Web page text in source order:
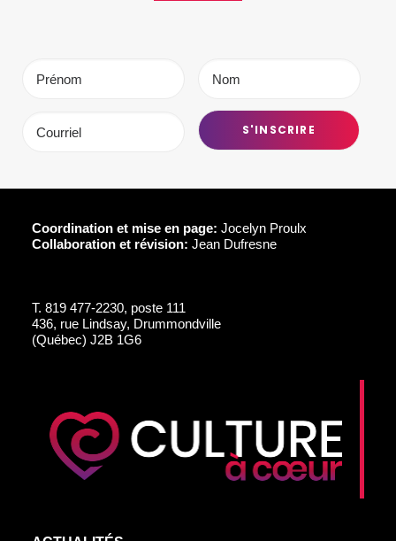
Coordination et mise en page: Jocelyn Proulx
Collaboration et révision: Jean Dufresne
T. 819 477-2230, poste 111
436, rue Lindsay, Drummondville
(Québec) J2B 1G6